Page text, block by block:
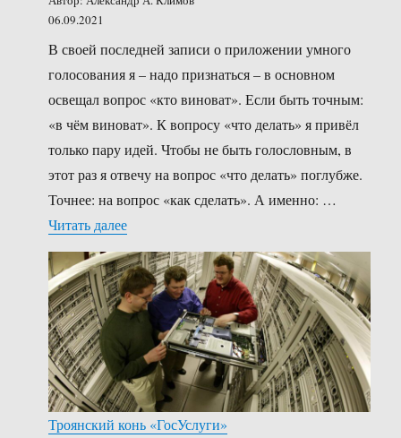
06.09.2021
В своей последней записи о приложении умного
голосования я – надо признаться – в основном
освещал вопрос «кто виноват». Если быть точным:
«в чём виноват». К вопросу «что делать» я привёл
только пару идей. Чтобы не быть голословным, в
этот раз я отвечу на вопрос «что делать» поглубже.
Точнее: на вопрос «как сделать». А именно: …
Читать далее«s/как всегда/как лучше/»
Троянский конь «ГосУслуги»